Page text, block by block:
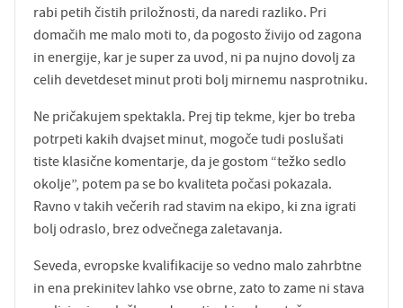
rabi petih čistih priložnosti, da naredi razliko. Pri
domačih me malo moti to, da pogosto živijo od zagona
in energije, kar je super za uvod, ni pa nujno dovolj za
celih devetdeset minut proti bolj mirnemu nasprotniku.
Ne pričakujem spektakla. Prej tip tekme, kjer bo treba
potrpeti kakih dvajset minut, mogoče tudi poslušati
tiste klasične komentarje, da je gostom “težko sedlo
okolje”, potem pa se bo kvaliteta počasi pokazala.
Ravno v takih večerih rad stavim na ekipo, ki zna igrati
bolj odraslo, brez odvečnega zaletavanja.
Seveda, evropske kvalifikacije so vedno malo zahrbtne
in ena prekinitev lahko vse obrne, zato to zame ni stava